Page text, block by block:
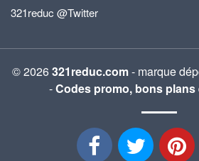
321reduc @Twitter
© 2026321reduc.com- marque
-Codes promo, bons